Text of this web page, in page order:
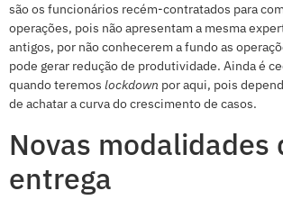
são os funcionários recém-contratados para
operações, pois não apresentam a mesma
antigos, por não conhecerem a fundo as
pode gerar redução de produtividade. Ainda é
quando teremos lockdown por aqui, pois
de achatar a curva do crescimento de casos.
Novas modalidades
entrega